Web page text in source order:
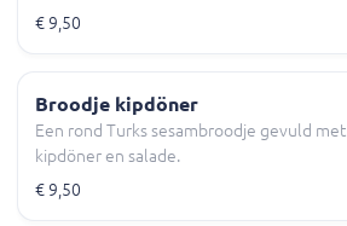
€ 9,50
Broodje kipdöner
Een rond Turks sesambroodje gevuld met
kipdöner en salade.
€ 9,50